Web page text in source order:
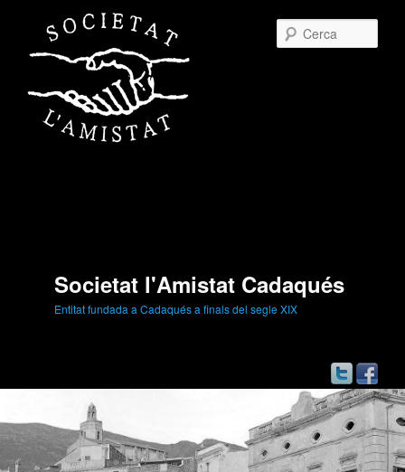
Societat l'Amistat Cadaqués
Entitat fundada a Cadaqués a finals del segle XIX